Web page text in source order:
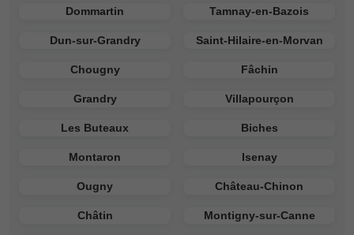
Dommartin Tamnay-en-Bazois
Dun-sur-Grandry Saint-Hilaire-en-Morvan
Chougny Fâchin
Grandry Villapourçon
Les Buteaux Biches
Montaron Isenay
Ougny Château-Chinon
Châtin Montigny-sur-Canne